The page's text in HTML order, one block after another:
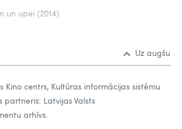
un upei (2014)
Uz augšu
Kino centrs, Kultūras informācijas sistēmu
partneris: Latvijas Valsts
arhīvs.